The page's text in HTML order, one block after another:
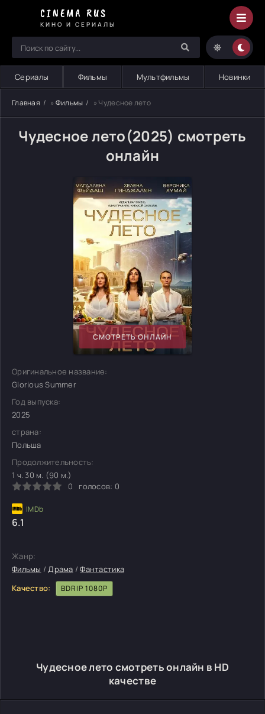
CINEMA RUS
КИНО И СЕРИАЛЫ
Сериалы Фильмы Мультфильмы Новинки
Главная » Фильмы » Чудесное лето
Чудесное лето(2025) смотреть
онлайн
СМОТРЕТЬ ОНЛАЙН
Оригинальное название:
Glorious Summer
Год выпуска:
2025
страна:
Польша
Продолжительность:
1 ч. 30 м. (90 м.)
0
голосов: 0
6.1
Жанр:
Фильмы /Драма /Фантастика
Качество:
BDRIP 1080P
Чудесное лето смотреть онлайн в HD
качестве